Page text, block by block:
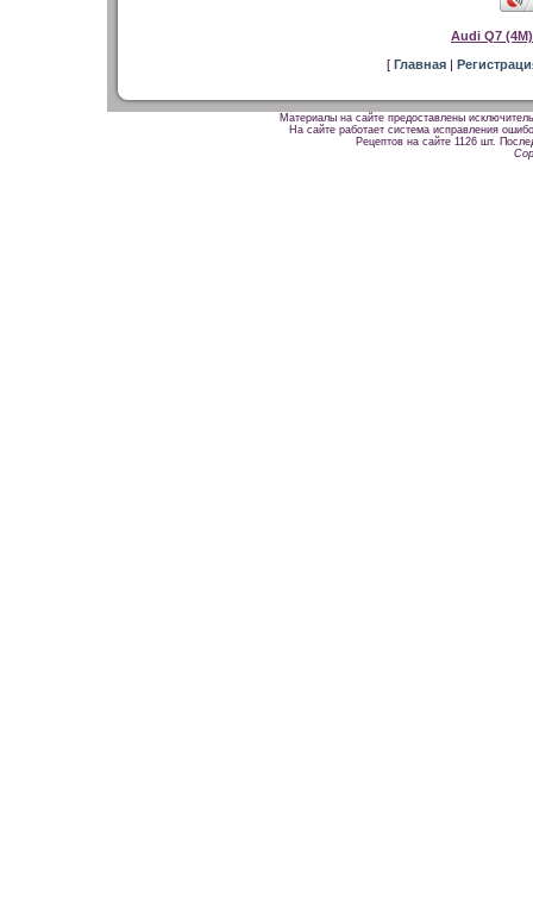
Audi Q7
[ Главная |
Материалы на сайте предоставлены
На сайте работает система исправления
Рецептов на сайте 1126 шт.